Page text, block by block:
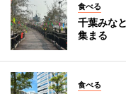
食べる
千葉みな
集まる
食べる